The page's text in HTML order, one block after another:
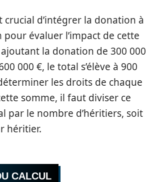
crucial d’intégrer la donation à
pour évaluer l’impact de cette
la donation de 300 000
000 €, le total s’élève à 900
les droits de chaque
somme, il faut diviser ce
par le nombre d’héritiers, soit
héritier.
CALCUL